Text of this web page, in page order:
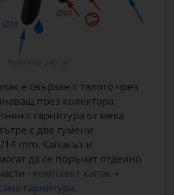
е свързан с тялото чрез
през колектора.
с гарнитура от мека
с две гумени
mm. Капакът и
да се поръчат отделно
- комплект капак +
гарнитура.